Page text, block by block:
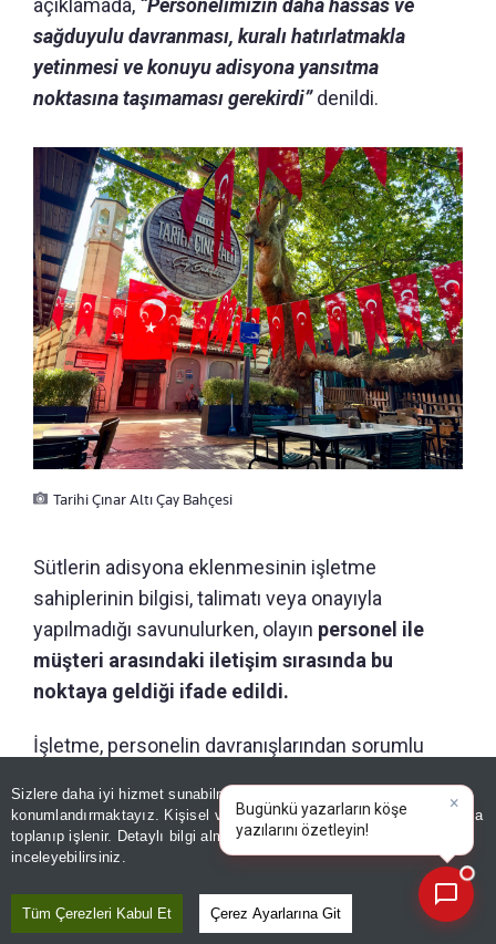
Sizlere daha iyi hizmet sunabilmek adına sitemizde
konumlandırmaktayız. Kişisel verileriniz, KVKK ve GDPR kapsamında
toplanıp işlenir. Detaylı bilgi almak içinAydınlatma Metnimizi
inceleyebilirsiniz.
Tüm Çerezleri Kabul Et Çerez Ayarlarına Git
açıklamada, “Personelimizin daha hassas ve
sağduyulu davranması, kuralı hatırlatmakla
yetinmesi ve konuyu adisyona yansıtma
noktasına taşımaması gerekirdi”denildi.
Tarihi Çınar Altı Çay Bahçesi
Sütlerin adisyona eklenmesinin işletme
sahiplerinin bilgisi, talimatı veya onayıyla
yapılmadığı savunulurken, olayın personel ile
müşteri arasındaki iletişim sırasında bu
noktaya geldiği ifade edildi.
İşletme, personelin davranışlarından sorumlu
görüşmenin yapıldığını bildirdi. Açıklamada,
“Bizim için mesele birkaç adet süt veya birkaç yüz
liralık bir hesap değildir. Yıllardır insanların
ailesiyle geldiği, evinden yiyeceğini getirip gönül
rahatlığıyla tükettiği Çınaraltı kültürünü korumak
×
Bugünkü yazarların köşe
yazılarını